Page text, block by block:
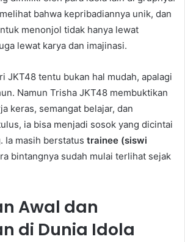
bahwa kepribadiannya unik, dan
menonjol tidak hanya lewat
lewat karya dan imajinasi.
JKT48 tentu bukan hal mudah, apalagi
Namun Trisha JKT48 membuktikan
keras, semangat belajar, dan
ia bisa menjadi sosok yang dicintai
Ia masih berstatus trainee (siswi
bintangnya sudah mulai terlihat sejak
Awal dan
di Dunia Idola